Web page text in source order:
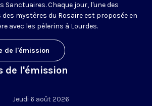
Sanctuaires. Chaque jour, l'une des
mystères du Rosaire est proposée en
avec les pèlerins à Lourdes.
de l'émission
de l'émission
Jeudi 6 août 2026